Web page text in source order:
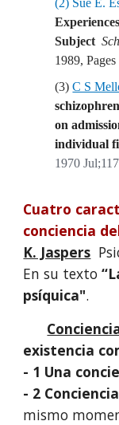
Subject
1989,
(3)C S
on
individual
1970
Cuatro
conciencia
K. Jaspers
En su texto
psíquica".
existencia
- 1 Una
- 2
mismo